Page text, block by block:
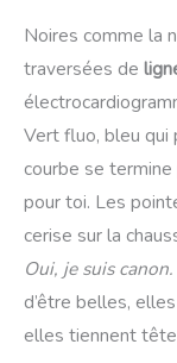
Noires comme la
traversées de
Vert fluo, bleu qui
courbe se
pour toi. Les
cerise sur la
Oui, je suis
d’être belles,
elles tiennent